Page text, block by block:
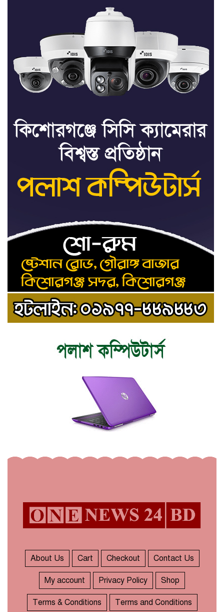
মৃত্যুদণ্ড বাদ না দেওয়ায়
প্রত্যক্ষদর্শীদের তথ্য দেয়নি
জাতিসংঘ: ট্রাইব্যুনালকে
প্রসিকিউটর
তাড়াইলে রাউতি মানবসেবা
ফাউন্ডেশনের আয়োজনে কাফন-
৪ বিভাগে অতি ভারি বৃষ্টির
সতর্কবার্তা
৯
রাষ্ট্রপতি নির্বাচনের ভোটার
তালিকা পেল ইসি
১০
কিশোরগঞ্জে যথাযোগ্য মর্যাদায়
পালিত হলো ‘জুলাই গণঅভ্যুত্থান
দিবস’
About Us Cart Checkout Contact Us
My account Privacy Policy Shop
Terms & Conditions Terms and Conditions